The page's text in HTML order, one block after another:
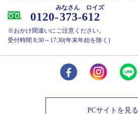
0120-373-612
みなさん ロイズ
※おかけ間違いにご注意ください。
受付時間 8:30～17:30(年末年始を除く)
PCサイトを見る